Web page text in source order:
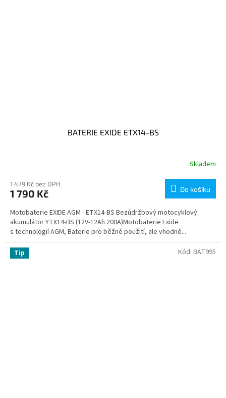
BATERIE EXIDE ETX14-BS
Skladem
1 479 Kč bez DPH
1 790 Kč Do košíku
Motobaterie EXIDE AGM - ETX14-BS Bezúdržbový motocyklový
akumulátor YTX14-BS (12V-12Ah 200A)Motobaterie Exide
s technologií AGM, Baterie pro běžné použití, ale vhodné...
Tip Kód: BAT995